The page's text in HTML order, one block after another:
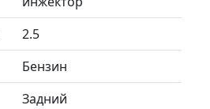
2.5
Бензин
Задний